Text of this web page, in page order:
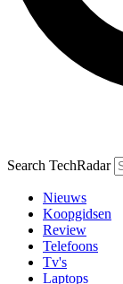
Search TechRadar
Nieuws
Koopgidsen
Review
Telefoons
Tv's
Laptops